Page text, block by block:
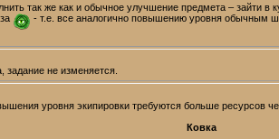
так же как и обычное улучшение предмета – зайти
- т.е. все аналогично повышению уровня обычным
не изменяется.
уровня экипировки требуются больше ресурсов
Ковка